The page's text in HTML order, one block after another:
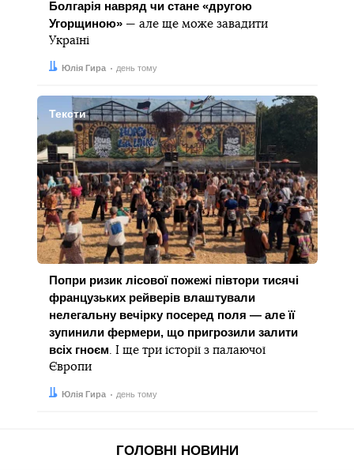
Болгарія навряд чи стане «другою
Угорщиною» — але ще може завадити
Україні
Автор:
Юлія Гира
Дата: день тому
Тексти
Попри ризик лісової пожежі півтори тисячі
французьких рейверів влаштували
нелегальну вечірку посеред поля — але її
зупинили фермери, що пригрозили залити
всіх гноєм. І ще три історії з палаючої
Європи
Автор:
Юлія Гира
Дата: день тому
ГОЛОВНІ НОВИНИ